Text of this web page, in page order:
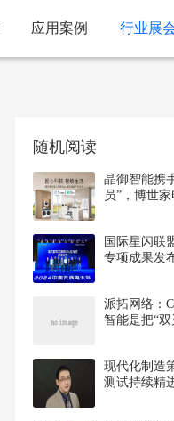
应用案例 行业展
随机阅读
晶御智能携
员”，博世
国际星闪联
专项成果发
派拓网络：
智能是把“双
现代化制造
测试持续精